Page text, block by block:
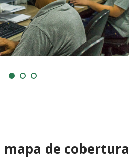
mapa de cobertura